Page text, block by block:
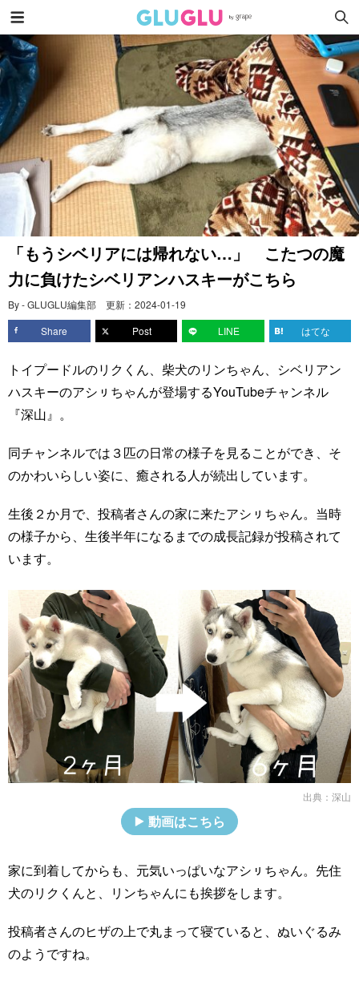
「もうシベリアには帰れない…」 こたつの魔
力に負けたシベリアンハスキーがこちら
By - GLUGLU編集部 更新： 2024-01-19
Share
Post LINE はてな
トイプードルのリクくん、柴犬のリンちゃん、シベリアン
ハスキーのアシㇼちゃんが登場するYouTubeチャンネル
『深山』。
同チャンネルでは３匹の日常の様子を見ることができ、そ
のかわいらしい姿に、癒される人が続出しています。
生後２か月で、投稿者さんの家に来たアシㇼちゃん。当時
の様子から、生後半年になるまでの成長記録が投稿されて
います。
出典： 深山
動画はこちら
家に到着してからも、元気いっぱいなアシㇼちゃん。先住
犬のリクくんと、リンちゃんにも挨拶をします。
投稿者さんのヒザの上で丸まって寝ていると、ぬいぐるみ
のようですね。